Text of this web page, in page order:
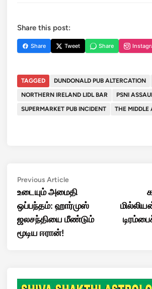
Share this post:
Share Tweet Share
TAGGED DUNDONALD PUB ALTERCATION
NORTHERN IRELAND LIDL BAR
PSNI
SUPERMARKET PUB INCIDENT
THE MIDDLE
Post
navigation
Previous ArticlePrevious
article:
உடையும் அமைதி
ஒப்பந்தம்: ஹார்முஸ்
ஜலசந்தியை மீண்டும்
மூடிய ஈரான்!